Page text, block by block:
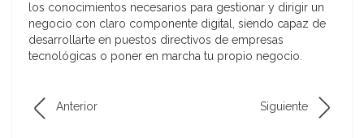
los conocimientos necesarios para gestionar y dirigir un
negocio con claro componente digital, siendo capaz de
desarrollarte en puestos directivos de empresas
tecnológicas o poner en marcha tu propio negocio.
Anterior Siguiente